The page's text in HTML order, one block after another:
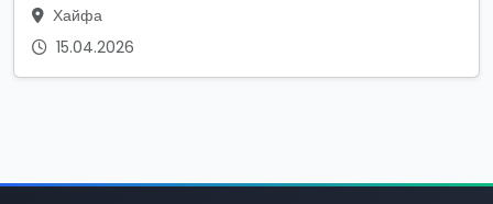
Хайфа
15.04.2026